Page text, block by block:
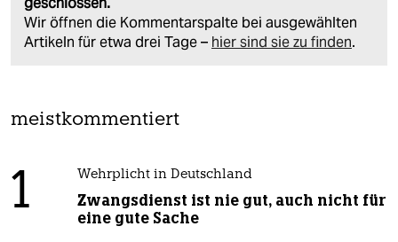
Wir öffnen die Kommentarspalte bei ausgewählten
Artikeln für etwa drei Tage – hier sind sie zu finden.
meistkommentiert
1 Wehrplicht in Deutschland
Zwangsdienst ist nie gut, auch nicht für
eine gute Sache